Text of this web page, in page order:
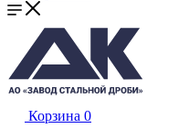
Корзина 0